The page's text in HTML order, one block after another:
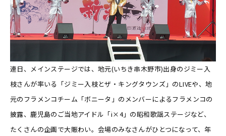
連日、メインステージでは、地元(いちき串木野市)出身のジミー入
枝さんが率いる「ジミー入枝とザ・キングタウンズ」のLIVEや、地
元のフラメンコチーム「ボニータ」のメンバーによるフラメンコの
披露、鹿児島のご当地アイドル「i×4」の昭和歌謡ステージなど、
たくさんの企画で大賑わい。会場のみなさんがひとつになって、年